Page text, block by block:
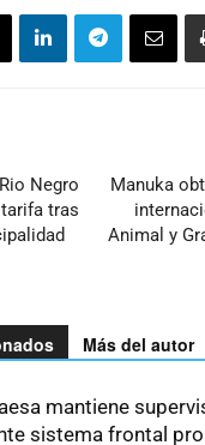
Negro
tras
Manuka
Animal y
Más del autor
mantiene
sistema frontal